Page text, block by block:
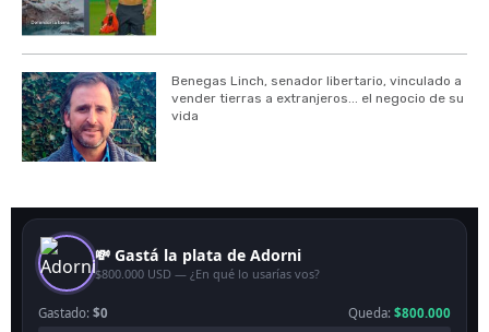
Benegas Linch, senador libertario, vinculado a
vender tierras a extranjeros... el negocio de su
vida